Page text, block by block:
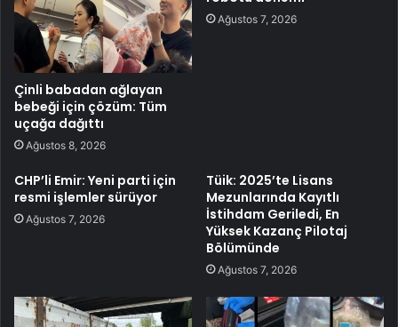
Çinli babadan ağlayan
bebeği için çözüm: Tüm
uçağa dağıttı
Ağustos 8, 2026
Ağustos 7, 2026
CHP’li Emir: Yeni parti için
resmi işlemler sürüyor
Ağustos 7, 2026
Tüik: 2025’te Lisans
Mezunlarında Kayıtlı
İstihdam Geriledi, En
Yüksek Kazanç Pilotaj
Bölümünde
Ağustos 7, 2026